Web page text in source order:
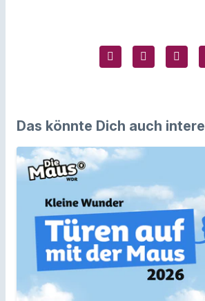
Das könnte Dich auch